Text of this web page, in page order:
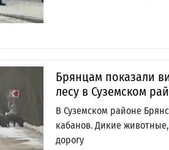
Брянцам показали
лесу в Суземском
В Суземском районе
кабанов. Дикие
дорогу